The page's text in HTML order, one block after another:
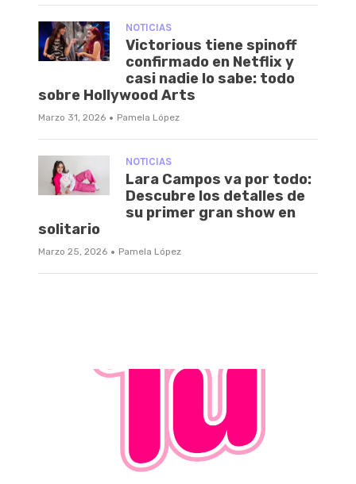
NOTICIAS
Victorious tiene spinoff
confirmado en Netflix y
casi nadie lo sabe: todo
sobre Hollywood Arts
Marzo 31, 2026 · Pamela López
NOTICIAS
Lara Campos va por todo:
Descubre los detalles de
su primer gran show en
solitario
Marzo 25, 2026 · Pamela López